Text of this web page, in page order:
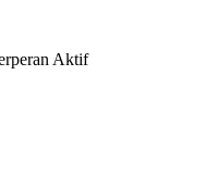
Aktif